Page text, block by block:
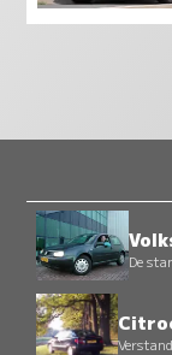
De